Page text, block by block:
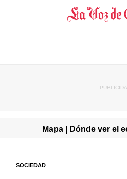
Mapa | Dónde ver el
SOCIEDAD